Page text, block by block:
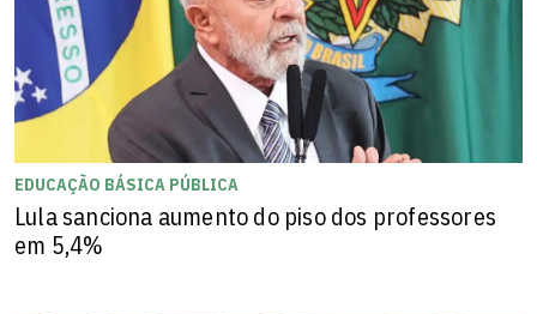
EDUCAÇÃO BÁSICA PÚBLICA
Lula sanciona aumento do piso dos professores
em 5,4%